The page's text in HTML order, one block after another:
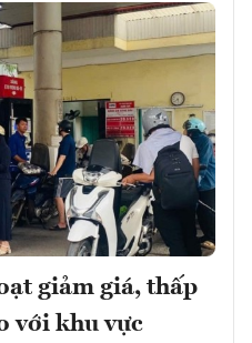
giảm giá, thấp
với khu vực